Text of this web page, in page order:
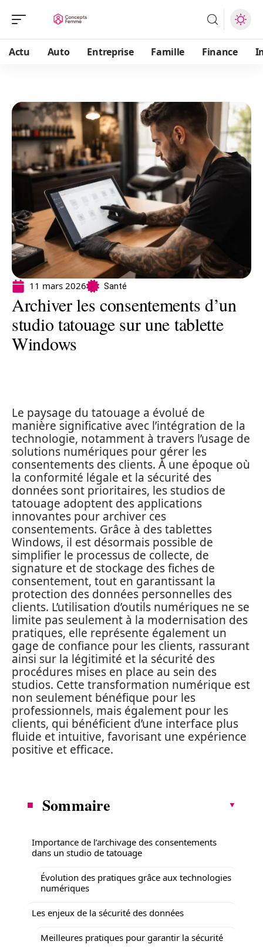
Actu Auto Entreprise Famille Finance
11 mars 2026 Santé
Archiver les consentements d’un
studio tatouage sur une tablette
Windows
Le paysage du tatouage a évolué de
manière significative avec l’intégration de la
technologie, notamment à travers l’usage de
solutions numériques pour gérer les
consentements des clients. À une époque où
la conformité légale et la sécurité des
données sont prioritaires, les studios de
tatouage adoptent des applications
innovantes pour archiver ces
consentements. Grâce à des tablettes
Windows, il est désormais possible de
simplifier le processus de collecte, de
signature et de stockage des fiches de
consentement, tout en garantissant la
protection des données personnelles des
clients. L’utilisation d’outils numériques ne se
limite pas seulement à la modernisation des
pratiques, elle représente également un
gage de confiance pour les clients, rassurant
ainsi sur la légitimité et la sécurité des
procédures mises en place au sein des
studios. Cette transformation numérique est
non seulement bénéfique pour les
professionnels, mais également pour les
clients, qui bénéficient d’une interface plus
fluide et intuitive, favorisant une expérience
positive et efficace.
Sommaire
Importance de l’archivage des consentements
dans un studio de tatouage
Évolution des pratiques grâce aux technologies
numériques
Les enjeux de la sécurité des données
Meilleures pratiques pour garantir la sécurité